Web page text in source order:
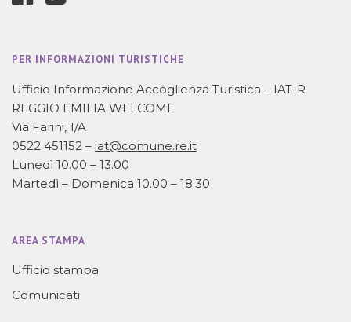
PER INFORMAZIONI TURISTICHE
Ufficio Informazione Accoglienza Turistica – IAT-R
REGGIO EMILIA WELCOME
Via Farini, 1/A
0522 451152 – iat@comune.re.it
Lunedì 10.00 – 13.00
Martedì – Domenica 10.00 – 18.30
AREA STAMPA
Ufficio stampa
Comunicati